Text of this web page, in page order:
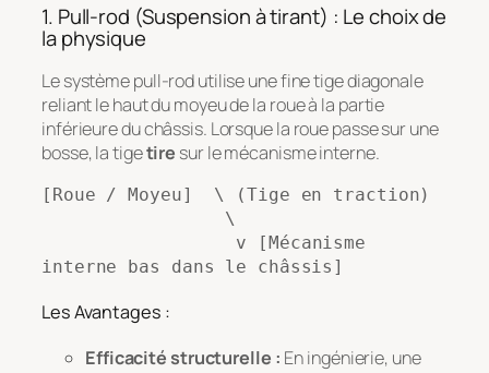
1. Pull-rod (Suspension à tirant) : Le choix de
la physique
Le système pull-rod utilise une fine tige diagonale
reliant le haut du moyeu de la roue à la partie
inférieure du châssis. Lorsque la roue passe sur une
bosse, la tigetire sur le mécanisme interne.
[Roue / Moyeu]  \ (Tige en traction)
Les Avantages :
Efficacité structurelle : En ingénierie, une